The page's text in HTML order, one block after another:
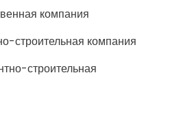
компания
строительная компания
строительная